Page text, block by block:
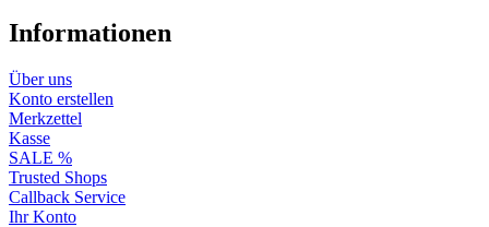
Informationen
Über uns
Konto erstellen
Merkzettel
Kasse
SALE %
Trusted Shops
Callback Service
Ihr Konto